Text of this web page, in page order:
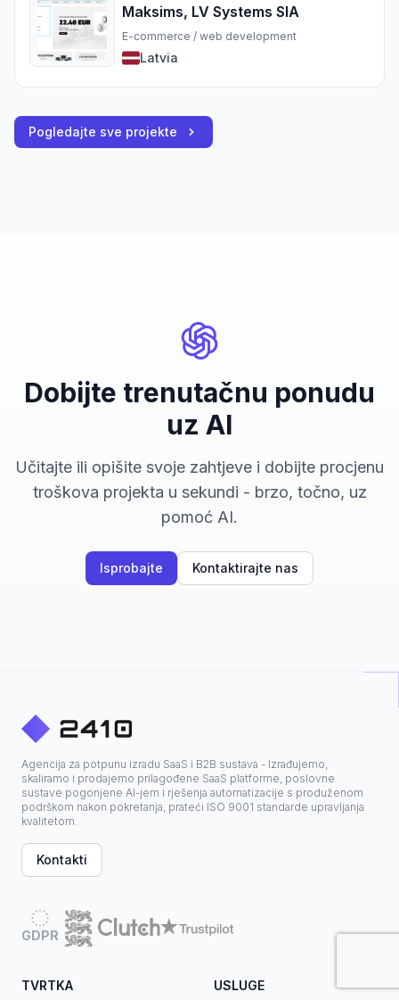
Maksims, LV Systems SIA
E-commerce / web development
Latvia
Pogledajte sve projekte
Dobijte trenutačnu ponudu
uz AI
Učitajte ili opišite svoje zahtjeve i dobijte procjenu
troškova projekta u sekundi - brzo, točno, uz
pomoć AI.
Isprobajte Kontaktirajte nas
Agencija za potpunu izradu SaaS i B2B sustava - Izrađujemo,
skaliramo i prodajemo prilagođene SaaS platforme, poslovne
sustave pogonjene AI-jem i rješenja automatizacije s produženom
podrškom nakon pokretanja, prateći ISO 9001 standarde upravljanja
kvalitetom.
Kontakti
GDPR
TVRTKA USLUGE